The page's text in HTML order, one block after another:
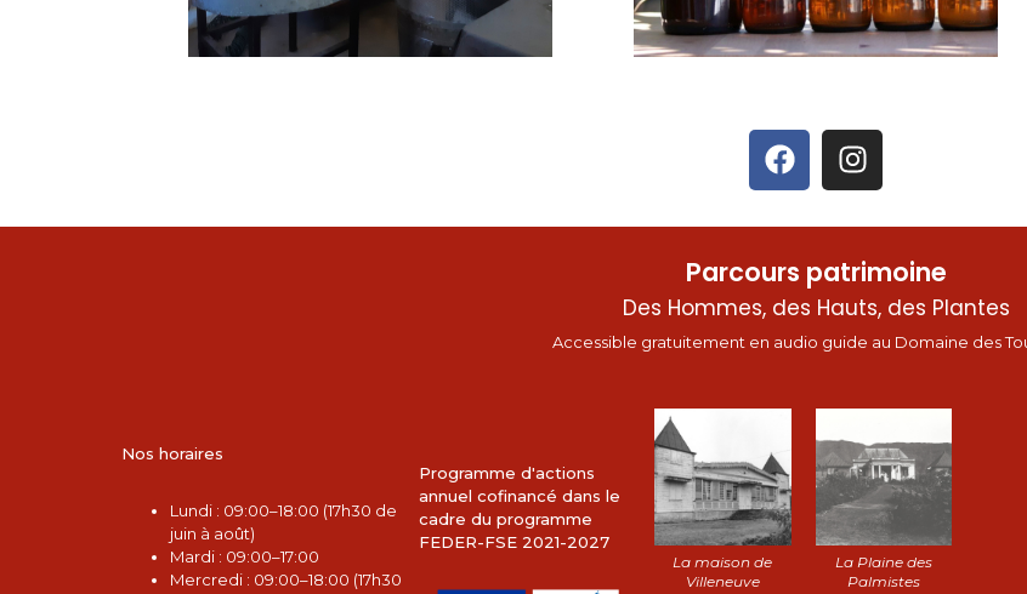
Parcours patrimoine
Des Hommes, des Hauts, des Plantes
Accessible gratuitement en audio guide au Domaine des
Nos horaires
L undi : 09:00–18:00 (17h30 de
juin à août)
Mardi : 09:00–17:00
Mercredi : 09:00–18:00 (17h30
Programme d'actions
annuel cofinancé dans le
cadre du programme
FEDER-FSE 2021-2027
La maison de
Villeneuve
La Plaine des
Palmistes